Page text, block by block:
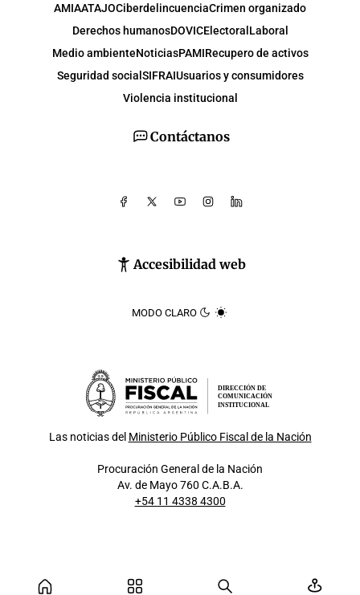
Contáctanos
Accesibilidad web
MODO CLARO
AMIAATAJOCiberdelincuenciaCrimen organizado
Derechos humanosDOVICElectoral Laboral
Medio ambienteNoticiasPAMIRecupero de activos
Seguridad social SIFRAIUsuarios y consumidores
Violencia institucional
DIRECCIÓN DE
COMUNICACIÓN
INSTITUCIONAL
Las noticias del Ministerio Público Fiscal de la Nación
Procuración General de la Nación
Av. de Mayo 760 C.A.B.A.
+54 11 4338 4300